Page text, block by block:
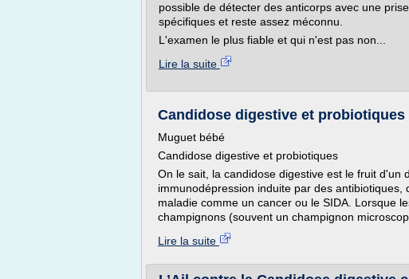
possible de détecter des anticorps avec une
spécifiques et reste assez méconnu.
L'examen le plus fiable et qui n'est pas non...
Lire la suite
Candidose digestive et
Muguet bébé
Candidose digestive et probiotiques
On le sait, la candidose digestive est le fruit d'un
immunodépression induite par des
maladie comme un cancer ou le SIDA. Lorsque
champignons (souvent un champignon
Lire la suite